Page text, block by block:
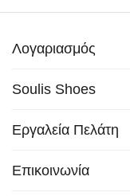
Λογαριασμός
Soulis Shoes
Εργαλεία Πελάτη
Επικοινωνία